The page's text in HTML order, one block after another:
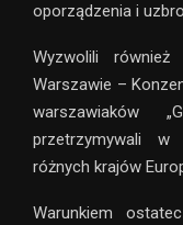
oporządzenia i
Wyzwolili
Warszawie –
warszawiaków
przetrzymywali
różnych krajów
Warunkiem